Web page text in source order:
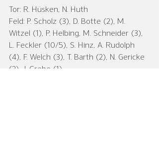
Tor: R. Hüsken, N. Huth
Feld: P. Scholz (3), D. Botte (2), M.
Witzel (1), P. Helbing, M. Schneider (3),
L. Feckler (10/5), S. Hinz, A. Rudolph
(4), F. Welch (3), T. Barth (2), N. Gericke
(2), J. Grebe (1)